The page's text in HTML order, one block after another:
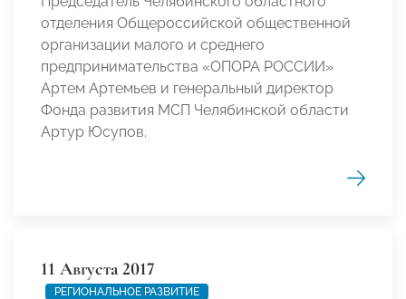
отделения Общероссийской общественной
организации малого и среднего
предпринимательства «ОПОРА РОССИИ»
Артем Артемьев и генеральный директор
Фонда развития МСП Челябинской области
Артур Юсупов.
11 Августа 2017
РЕГИОНАЛЬНОЕ РАЗВИТИЕ